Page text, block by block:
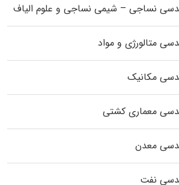
نساجی – شیمی نساجی و علوم الیاف
متالورژی و مواد
مکانیک
معماری کشتی
معدن
نفت